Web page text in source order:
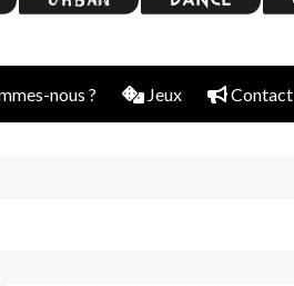
nous ? Jeux Contact